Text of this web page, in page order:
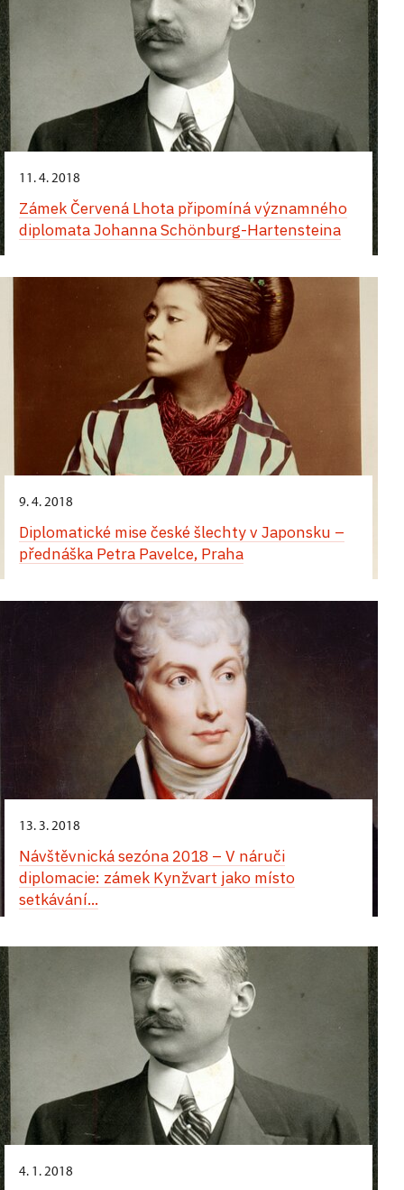
11. 4. 2018
Zámek Červená Lhota připomíná významného
diplomata Johanna Schönburg-Hartensteina
9. 4. 2018
Diplomatické mise české šlechty v Japonsku –
přednáška Petra Pavelce, Praha
13. 3. 2018
Návštěvnická sezóna 2018 – V náruči
diplomacie: zámek Kynžvart jako místo
setkávání...
4. 1. 2018